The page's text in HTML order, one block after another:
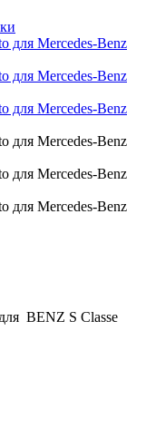
BENZ S Classe